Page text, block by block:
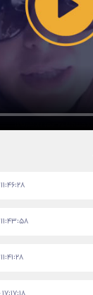
۱۱:۴۶:۲۸ - ۲۸ شهریور ۱۴۰۱
۱۱:۴۳:۵۸ - ۲۸ شهریور ۱۴۰۱
۱۱:۴۱:۲۸ - ۲۸ شهریور ۱۴۰۱